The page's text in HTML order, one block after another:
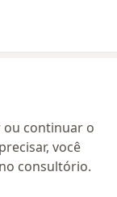
ou continuar o
você
consultório.